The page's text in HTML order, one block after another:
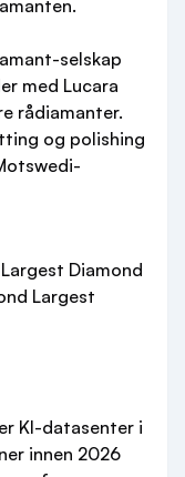
selskap
med Lucara
rådiamanter.
og polishing
Diamond
Largest
KI-datasenter i
innen 2026